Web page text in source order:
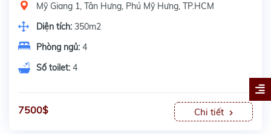
Mỹ Giang 1, Tân Hưng, Phú Mỹ Hưng, TP.HCM
Diện tích: 350m2
Phòng ngủ: 4
Số toilet: 4
7500$ Chi tiết